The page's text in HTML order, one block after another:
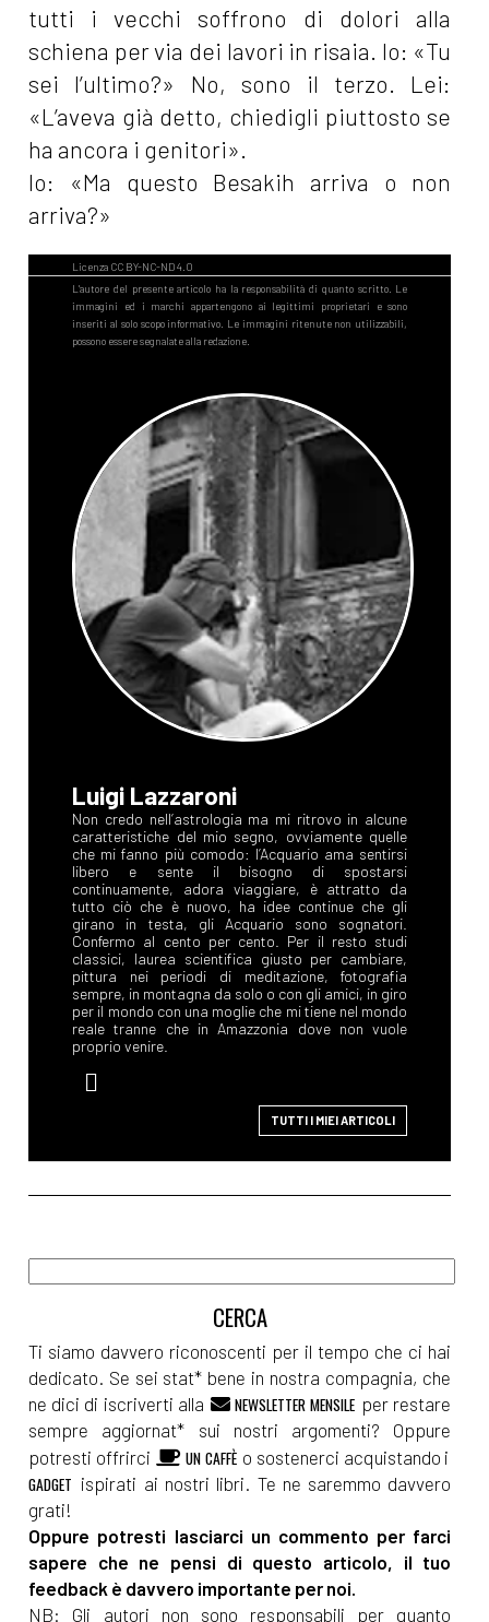
tutti i vecchi soffrono di dolori alla
schiena per via dei lavori in risaia. Io: «Tu
sei l’ultimo?» No, sono il terzo. Lei:
«L’aveva già detto, chiedigli piuttosto se
ha ancora i genitori».
Io: «Ma questo Besakih arriva o non
arriva?»
Luigi Lazzaroni
Non credo nell’astrologia ma mi ritrovo in alcune
caratteristiche del mio segno, ovviamente quelle
che mi fanno più comodo: l’Acquario ama sentirsi
libero e sente il bisogno di spostarsi
continuamente, adora viaggiare, è attratto da
tutto ciò che è nuovo, ha idee continue che gli
girano in testa, gli Acquario sono sognatori.
Confermo al cento per cento. Per il resto studi
classici, laurea scientifica giusto per cambiare,
pittura nei periodi di meditazione, fotografia
sempre, in montagna da solo o con gli amici, in giro
per il mondo con una moglie che mi tiene nel mondo
reale tranne che in Amazzonia dove non vuole
proprio venire.
TUTTI I MIEI ARTICOLI
Ti siamo davvero riconoscenti per il tempo che ci hai
dedicato. Se sei stat* bene in nostra compagnia, che
ne dici di iscriverti alla
NEWSLETTER MENSILE per restare
sempre aggiornat* sui nostri argomenti? Oppure
potresti offrirci
UN CAFFÈ o sostenerci acquistando i
GADGET ispirati ai nostri libri. Te ne saremmo davvero
grati!
Oppure potresti lasciarci un commento per farci
sapere che ne pensi di questo articolo, il tuo
feedback è davvero importante per noi.
NB: Gli autori non sono responsabili per quanto